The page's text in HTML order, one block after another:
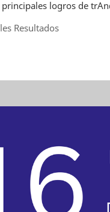
principales logros de
Resultados